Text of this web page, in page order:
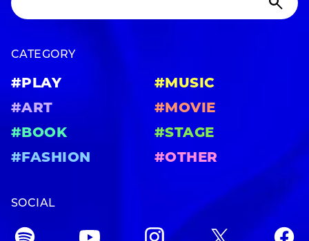
CATEGORY
#PLAY
#MUSIC
#ART
#MOVIE
#BOOK
#STAGE
#FASHION
#OTHER
SOCIAL